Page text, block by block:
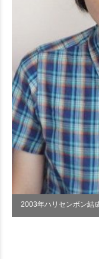
2003年ハリセンボン結